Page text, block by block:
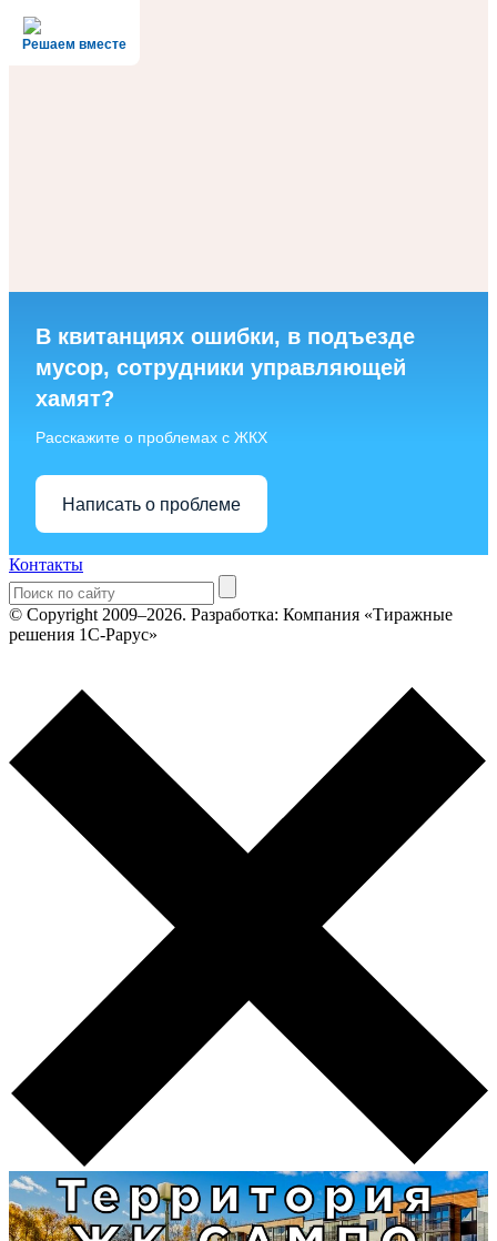
Решаем вместе
В квитанциях ошибки, в подъезде
мусор, сотрудники управляющей
хамят?
Расскажите о проблемах с ЖКХ
Написать о проблеме
Контакты
© Copyright 2009–2026. Разработка: Компания «Тиражные
решения 1С-Рарус»